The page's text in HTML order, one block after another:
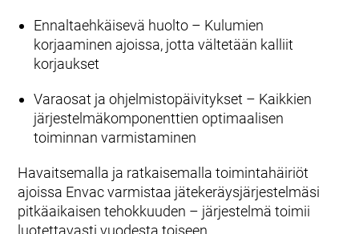
Ennaltaehkäisevä huolto – Kulumien
korjaaminen ajoissa, jotta vältetään kalliit
korjaukset
Varaosat ja ohjelmistopäivitykset – Kaikkien
järjestelmäkomponenttien optimaalisen
toiminnan varmistaminen
Havaitsemalla ja ratkaisemalla toimintahäiriöt
ajoissa Envac varmistaa jätekeräysjärjestelmäsi
pitkäaikaisen tehokkuuden – järjestelmä toimii
luotettavasti vuodesta toiseen.